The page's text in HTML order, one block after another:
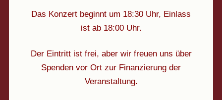
Das Konzert beginnt um 18:30 Uhr, Einlass
ist ab 18:00 Uhr.
Der Eintritt ist frei, aber wir freuen uns über
Spenden vor Ort zur Finanzierung der
Veranstaltung.